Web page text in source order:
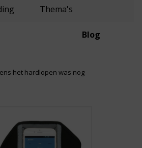
Thema's
Blog
het hardlopen was nog